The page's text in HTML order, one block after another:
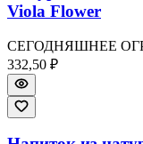
Viola Flower
СЕГОДНЯШНЕЕ
332,50 ₽